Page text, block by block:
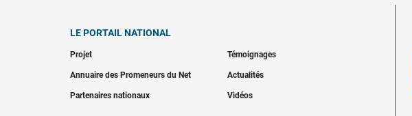
LE PORTAIL NATIONAL
Projet Témoignages
Annuaire des Promeneurs du Net Actualités
Partenaires nationaux Vidéos